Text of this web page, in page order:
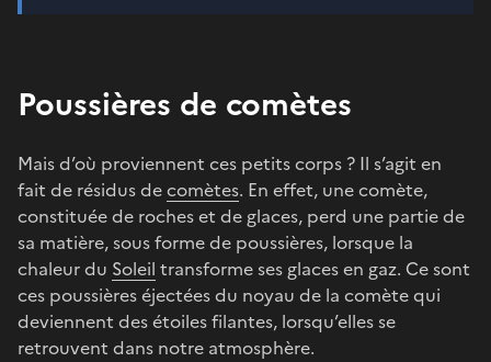
Poussières de comètes
Mais d’où proviennent ces petits corps ? Il s’agit en
fait de résidus decomètes. En effet, une comète,
constituée de roches et de glaces, perd une partie de
sa matière, sous forme de poussières, lorsque la
chaleur du Soleil transforme ses glaces en gaz. Ce sont
ces poussières éjectées du noyau de la comète qui
deviennent des étoiles filantes, lorsqu’elles se
retrouvent dans notre atmosphère.